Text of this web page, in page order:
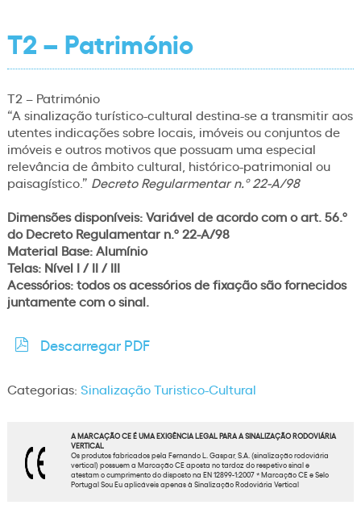
T2 – Património
T2 – Património
“A sinalização turístico-cultural destina-se a transmitir aos
utentes indicações sobre locais, imóveis ou conjuntos de
imóveis e outros motivos que possuam uma especial
relevância de âmbito cultural, histórico-patrimonial ou
paisagístico.” Decreto Regularmentar n.º 22-A/98
Dimensões disponíveis:Variável de acordo com o art. 56.º
do Decreto Regulamentar n.º 22-A/98
Material Base: Alumínio
Telas: Nível I / II / III
Acessórios: todos os acessórios de fixação são fornecidos
juntamente com o sinal.
Descarregar PDF
Categorias: Sinalização Turistico-Cultural
A MARCAÇÃO CE É UMA EXIGÊNCIA LEGAL PARA A SINALIZAÇÃO RODOVIÁRIA
VERTICAL
Os produtos fabricados pela Fernando L. Gaspar, S.A. (sinalização rodoviária
vertical) possuem a Marcação CE aposta no tardoz do respetivo sinal e
atestam o cumprimento do disposto na EN 12899-1:2007 * Marcação CE e Selo
Portugal Sou Eu aplicáveis apenas à Sinalização Rodoviária Vertical